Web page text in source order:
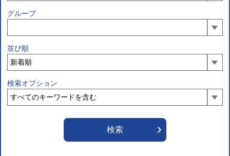
グループ
並び順
検索オプション